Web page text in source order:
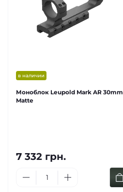
в наличии
Моноблок Leupold Mark AR 30mm
Matte
7 332 грн.